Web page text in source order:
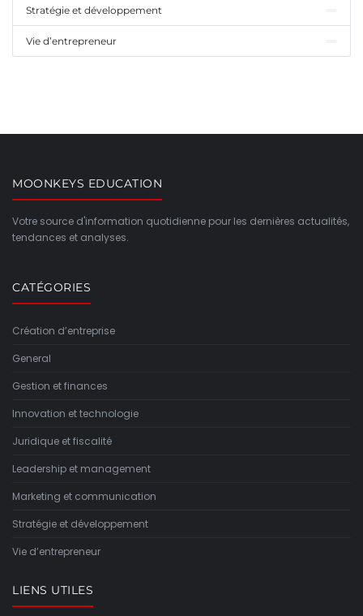
Stratégie et développement
Vie d’entrepreneur
MOONKEYS EDUCATION
Votre source d'information quotidienne pour les dernières actualités,
tendances et analyses.
CATÉGORIES
Création d’entreprise
General
Gestion et finances
Innovation et technologie
Juridique et fiscalité
Leadership et management
Marketing et communication
Stratégie et développement
Vie d’entrepreneur
LIENS UTILES